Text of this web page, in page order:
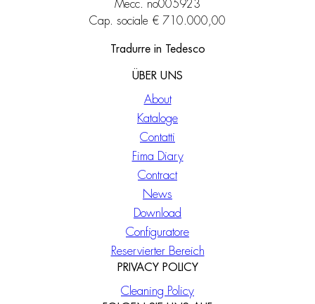
Mecc. no005923
Cap. sociale € 710.000,00
Tradurre in Tedesco
ÜBER UNS
About
Kataloge
Contatti
Fima Diary
Contract
News
Download
Configuratore
Reservierter Bereich
PRIVACY POLICY
Cleaning Policy